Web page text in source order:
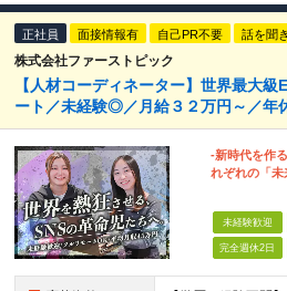
正社員 面接情報有 自己PR不要 話を聞
株式会社ファーストピック
【人材コーディネーター】世界最大
ート／未経験◎／月給３２万円～／年
-新時代を作
れぞれの「未
未経験歓迎
完全週休2日